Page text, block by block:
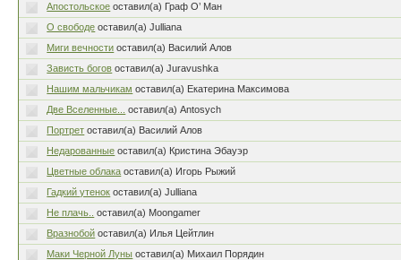
Апостольское оставил(а) Граф О’ Ман
О свободе оставил(а) Julliana
Миги вечности оставил(а) Василий Алов
Зависть богов оставил(а) Juravushka
Нашим мальчикам оставил(а) Екатерина Максимова
Две Вселенные...
оставил(а) Antosych
Портрет оставил(а) Василий Алов
Недарованные оставил(а) Кристина Эбауэр
Цветные облака оставил(а) Игорь Рыжий
Гадкий утенок оставил(а) Julliana
Не плачь..
оставил(а) Moongamer
Вразнобой оставил(а) Илья Цейтлин
Маки Черной Луны оставил(а) Михаил Порядин